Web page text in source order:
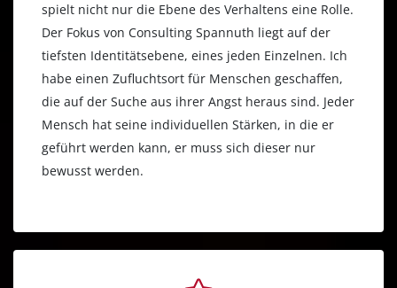
spielt nicht nur die Ebene des Verhaltens eine Rolle.
Der Fokus von Consulting Spannuth liegt auf der
tiefsten Identitätsebene, eines jeden Einzelnen. Ich
habe einen Zufluchtsort für Menschen geschaffen,
die auf der Suche aus ihrer Angst heraus sind. Jeder
Mensch hat seine individuellen Stärken, in die er
geführt werden kann, er muss sich dieser nur
bewusst werden.